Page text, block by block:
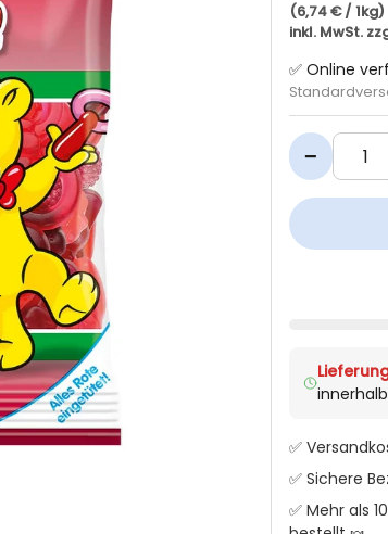
(6,74 € / 1kg)
inkl. MwSt.
✅ Online
−
innerhalb
✅
✅ Sichere
✅ Mehr als